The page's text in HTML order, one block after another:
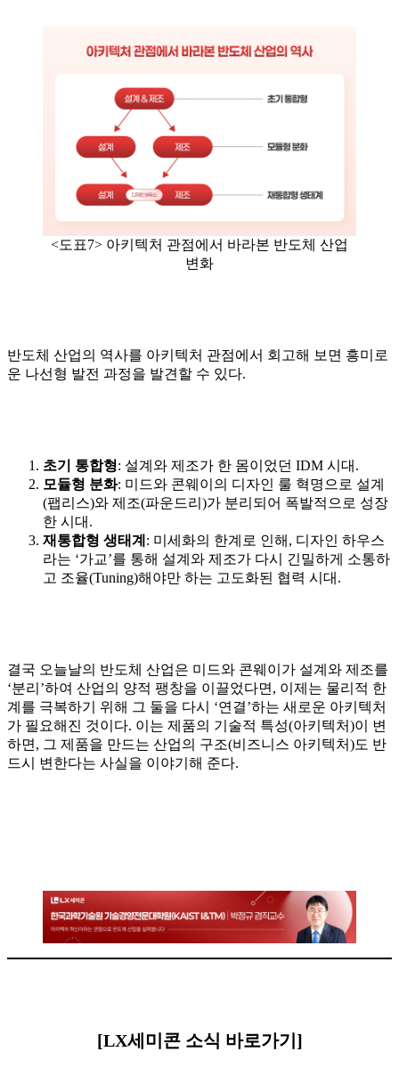
<도표7> 아키텍처 관점에서 바라본 반도체 산업
변화
반도체 산업의 역사를 아키텍처 관점에서 회고해 보면 흥미로
운 나선형 발전 과정을 발견할 수 있다.
초기 통합형: 설계와 제조가 한 몸이었던 IDM 시대.
모듈형 분화: 미드와 콘웨이의 디자인 룰 혁명으로 설계
(팹리스)와 제조(파운드리)가 분리되어 폭발적으로 성장
한 시대.
재통합형 생태계 : 미세화의 한계로 인해, 디자인 하우스
라는 ‘가교’를 통해 설계와 제조가 다시 긴밀하게 소통하
고 조율(Tuning)해야만 하는 고도화된 협력 시대.
결국 오늘날의 반도체 산업은 미드와 콘웨이가 설계와 제조를
‘분리’하여 산업의 양적 팽창을 이끌었다면, 이제는 물리적 한
계를 극복하기 위해 그 둘을 다시 ‘연결’하는 새로운 아키텍처
가 필요해진 것이다. 이는 제품의 기술적 특성(아키텍처)이 변
하면, 그 제품을 만드는 산업의 구조(비즈니스 아키텍처)도 반
드시 변한다는 사실을 이야기해 준다.
[LX세미콘 소식 바로가기]